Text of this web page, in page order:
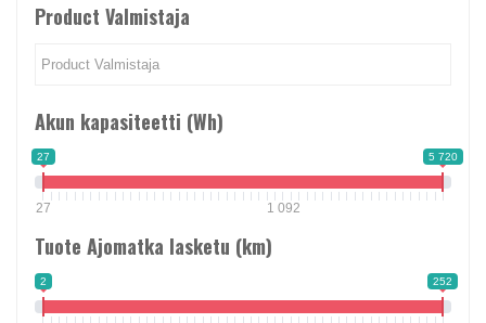
Product Valmistaja
Akun kapasiteetti (Wh)
27 5 720
27 1 092
Tuote Ajomatka lasketu (km)
2 252